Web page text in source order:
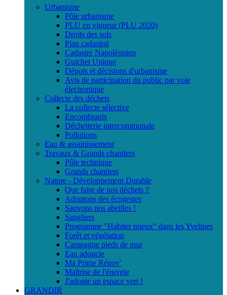
Urbanisme
Pôle urbanisme
PLU en vigueur (PLU 2020)
Droits des sols
Plan cadastral
Cadastre Napoléonien
Guichet Unique
Dépots et décisions d'urbanisme
Avis de participation du public par voie
électronique
Collecte des déchets
La collecte sélective
Encombrants
Déchetterie intercommunale
Pollutions
Eau & assainissement
Travaux & Grands chantiers
Pôle technique
Grands chantiers
Nature - Développement Durable
Que faire de nos déchets ?
Adoptons des écogestes
Sauvons nos abeilles !
Sangliers
Programme "Habiter mieux" dans les Yvelines
Forêt et végétation
Campagne pieds de mur
Eau adoucie
Ma Prime Rénov'
Maîtrise de l'énergie
J'adopte un espace vert !
GRANDIR